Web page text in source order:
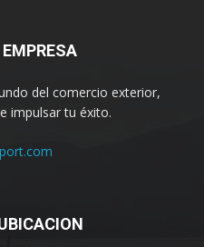
del comercio exterior,
impulsar tu éxito.